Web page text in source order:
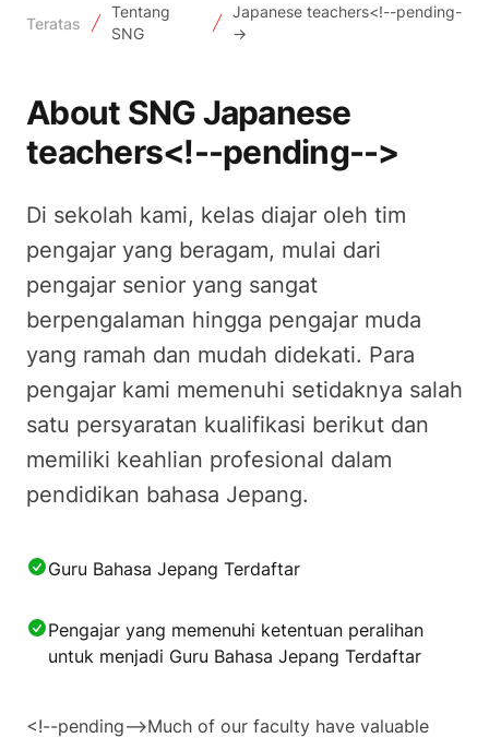
Teratas
Tentang
SNG
Japanese teachers<!--pending-
->
About SNG Japanese
teachers<!--pending-->
Di sekolah kami, kelas diajar oleh tim
pengajar yang beragam, mulai dari
pengajar senior yang sangat
berpengalaman hingga pengajar muda
yang ramah dan mudah didekati. Para
pengajar kami memenuhi setidaknya salah
satu persyaratan kualifikasi berikut dan
memiliki keahlian profesional dalam
pendidikan bahasa Jepang.
Guru Bahasa Jepang Terdaftar
Pengajar yang memenuhi ketentuan peralihan
untuk menjadi Guru Bahasa Jepang Terdaftar
<!--pending-->Much of our faculty have valuable